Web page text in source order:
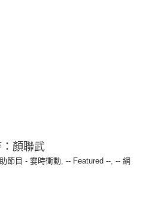
：顏聯武
節目 - 霎時衝動, -- Featured --, -- 網